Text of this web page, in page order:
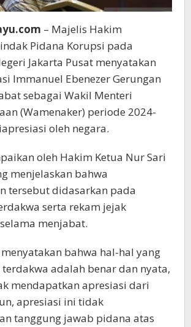
– Majelis Hakim
Pidana Korupsi pada
Jakarta Pusat menyatakan
Immanuel Ebenezer Gerungan
sebagai Wakil Menteri
(Wamenaker) periode 2024-
oleh negara.
oleh Hakim Ketua Nur Sari
menjelaskan bahwa
tersebut didasarkan pada
serta rekam jejak
menjabat.
bahwa hal-hal yang
adalah benar dan nyata,
mendapatkan apresiasi dari
apresiasi ini tidak
tanggung jawab pidana atas